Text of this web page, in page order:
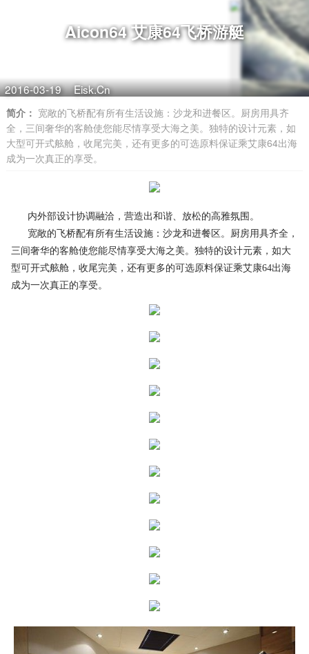
Aicon64 艾康64飞桥游艇
2016-03-19 Eisk.Cn
简介： 宽敞的飞桥配有所有生活设施：沙龙和进餐区。厨房用具齐
全，三间奢华的客舱使您能尽情享受大海之美。独特的设计元素，如
大型可开式舷舱，收尾完美，还有更多的可选原料保证乘艾康64出海
成为一次真正的享受。
内外部设计协调融洽，营造出和谐、放松的高雅氛围。
宽敞的飞桥配有所有生活设施：沙龙和进餐区。厨房用具齐全，
三间奢华的客舱使您能尽情享受大海之美。独特的设计元素，如大
型可开式舷舱，收尾完美，还有更多的可选原料保证乘艾康64出海
成为一次真正的享受。